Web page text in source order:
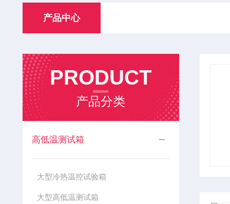
产品中心
PRODUCT
产品分类
高低温测试箱
大型冷热温控试验箱
大型高低温测试箱